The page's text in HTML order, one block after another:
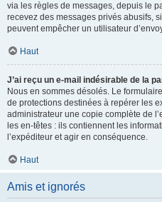
via les règles de messages, depuis le
recevez des messages privés abusifs,
peuvent empêcher un utilisateur
Haut
J’ai reçu un e-mail indésirable de la
Nous en sommes désolés. Le
de protections destinées à repérer les
administrateur une copie complète de
les en-têtes : ils contiennent les
l’expéditeur et agir en conséquence.
Haut
Amis et ignorés